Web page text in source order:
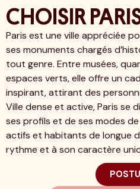
CHOISIR
Paris est une ville appréciée
ses monuments chargés
tout genre. Entre musées,
espaces verts, elle offre un
inspirant, attirant des
Ville dense et active, Paris se
ses profils et de ses modes
actifs et habitants de longue
rythme et à son caractère